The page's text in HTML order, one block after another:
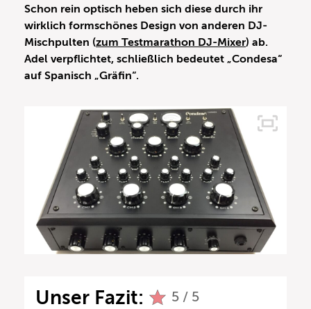
Schon rein optisch heben sich diese durch ihr
wirklich formschönes Design von anderen DJ-
Mischpulten (zum Testmarathon DJ-Mixer) ab.
Adel verpflichtet, schließlich bedeutet „Condesa“
auf Spanisch „Gräfin“.
Unser Fazit: 5 / 5